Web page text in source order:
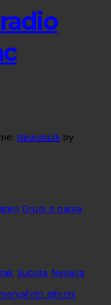
Newsbulk by
Drugi o nama
Subota Nedelja
Foto albumi